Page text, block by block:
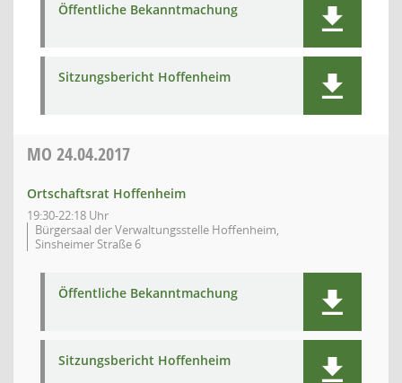
Öffentliche Bekanntmachung
Sitzungsbericht Hoffenheim
MO 24.04.2017
Ortschaftsrat Hoffenheim
19:30-22:18 Uhr
Bürgersaal der Verwaltungsstelle Hoffenheim,
Sinsheimer Straße 6
Öffentliche Bekanntmachung
Sitzungsbericht Hoffenheim